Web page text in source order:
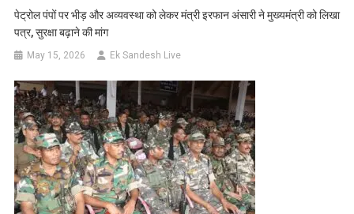
पेट्रोल पंपों पर भीड़ और अव्यवस्था को लेकर मंत्री इरफान अंसारी ने मुख्यमंत्री को लिखा
पत्र, सुरक्षा बढ़ाने की मांग
May 15, 2026 Ek Sandesh Live